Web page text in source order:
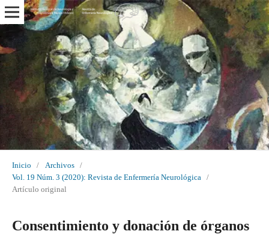
Inicio / Archivos
/
Vol. 19 Núm. 3 (2020): Revista de Enfermería Neurológica
/
Artículo original
Consentimiento y donación de órganos